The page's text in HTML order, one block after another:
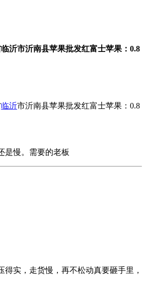
沂市沂南县苹果批发红富士苹果：0.8
临沂市沂南县苹果批发红富士苹果：0.8
是慢。需要的老板
得实，走货慢，再不松动真要砸手里，